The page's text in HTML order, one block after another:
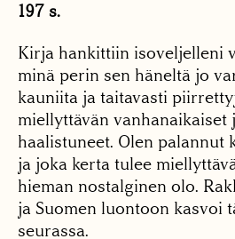
197 s.
Kirja hankittiin isoveljelleni
minä perin sen häneltä jo
kauniita ja taitavasti
miellyttävän vanhanaikaiset
haalistuneet. Olen palannut
ja joka kerta tulee
hieman nostalginen olo.
ja Suomen luontoon kasvoi
seurassa.